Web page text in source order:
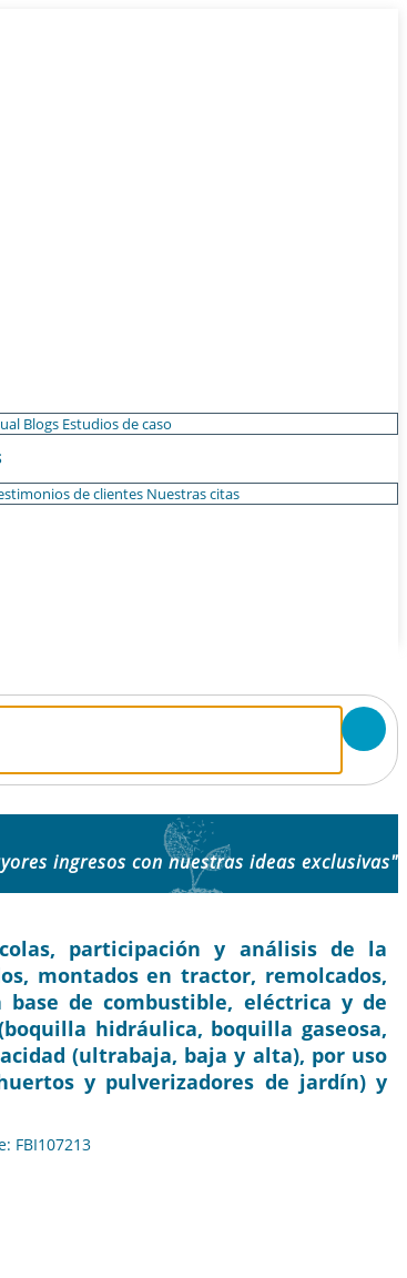
Blogs Estudios de caso
de clientes Nuestras citas
ingresos con nuestras ideas exclusivas"
participación y análisis de la
montados en tractor, remolcados,
de combustible, eléctrica y de
hidráulica, boquilla gaseosa,
(ultrabaja, baja y alta), por uso
y pulverizadores de jardín) y
FBI107213